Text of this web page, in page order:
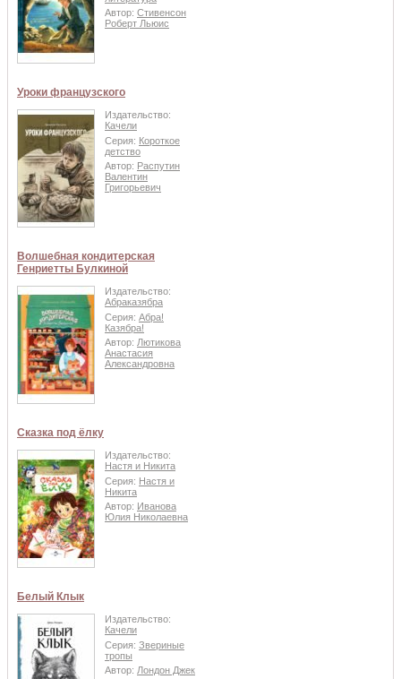
Автор: Стивенсон
Роберт Льюис
Уроки французского
Издательство:
Качели
Серия: Короткое
детство
Автор: Распутин
Валентин
Григорьевич
Волшебная кондитерская
Генриетты Булкиной
Издательство:
Абраказябра
Серия: Абра!
Казябра!
Автор: Лютикова
Анастасия
Александровна
Сказка под ёлку
Издательство:
Настя и Никита
Серия: Настя и
Никита
Автор: Иванова
Юлия Николаевна
Белый Клык
Издательство:
Качели
Серия: Звериные
тропы
Автор: Лондон Джек